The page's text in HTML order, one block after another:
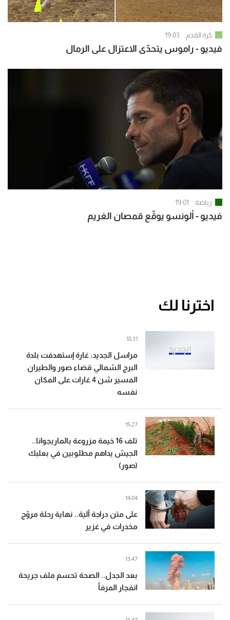
كرة القدم 19:03
فيديو - راموس يتحدّى الاعتزال على الرمال
رياضة 19:01
فيديو - ألونسو يوقّع قمصان الغريم
اخترنا لك
مراسل الجديد: غارة إستهدفت بلدة
البرج الشمالي قضاء صور والطيران
المسير شن 4 غارات على المكان
نفسه
18:31
تلف 16 خيمة مزروعة بالماريجوانا..
الجيش يداهم مطلوبين في بعلبك
(صور)
15:27
على متن دراجة آلية.. نهاية رحلة مروّج
مخدرات في غزير
14:04
بعد الجدل.. الصحة تحسم ملف جريحة
انفجار المرفأ
13:47